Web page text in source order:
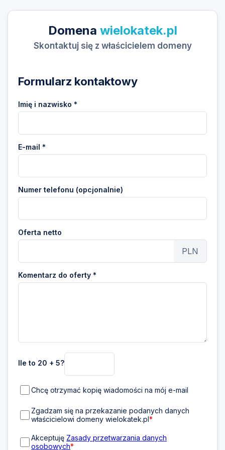
Domena wielokatek.pl
Skontaktuj się z właścicielem domeny
Formularz kontaktowy
Imię i nazwisko *
E-mail *
Numer telefonu (opcjonalnie)
Oferta netto
PLN
Komentarz do oferty *
Ile to 20 + 5?
Chcę otrzymać kopię wiadomości na mój e-mail
Zgadzam się na przekazanie podanych danych
właścicielowi domeny wielokatek.pl*
Akceptuję Zasady przetwarzania danych
osobowych*